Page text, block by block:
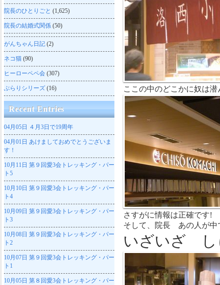
ここの中のどこかに奴は
さすがに情報は正確です
そして、院長 あの人が中
いざいざ し
院長のひとりごと (1,625)
院長の結婚式関係 (50)
がんちゃん日記 (2)
ネコ猫 (90)
ヒーローペペ会 (307)
ぶらりシリーズ (16)
Recent Entries
04月05日 ４月3日で19周年
04月01日 あけましておめでとうございま
す！
10月11日 第９回愛3会トレッキング・パー
ト5
10月10日 第９回愛3会トレッキング・パー
ト4
10月09日 第９回愛3会トレッキング・パー
ト3
10月08日 第９回愛3会トレッキング・パー
ト2
10月07日 第９回愛3会トレッキング・パー
ト1
10月05日 第８回愛3会トレッキング・パー